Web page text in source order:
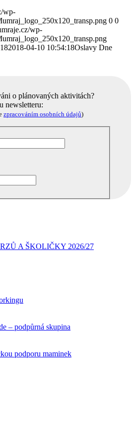
wp-
0 0
wp-
2018-04-10 10:54:18Oslavy Dne
o plánovaných aktivitách?
newsletteru:
zpracováním osobních údajů)
A ŠKOLIČKY 2026/27
– podpůrná skupina
podporu maminek